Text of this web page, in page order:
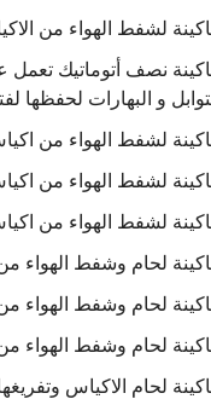
لشفط الهواء من
نصف أتوماتيك
و البهارات لحفظها
لشفط الهواء من
لشفط الهواء من
لشفط الهواء من
لحام وشفط الهواء من
لحام وشفط
لحام وشفط الهواء من
لحام الاكياس